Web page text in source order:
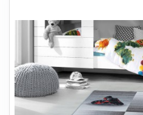
SOVEVÆRELSE
BØRNEMØBLER
KONTORMØBLER
OPBEVARING